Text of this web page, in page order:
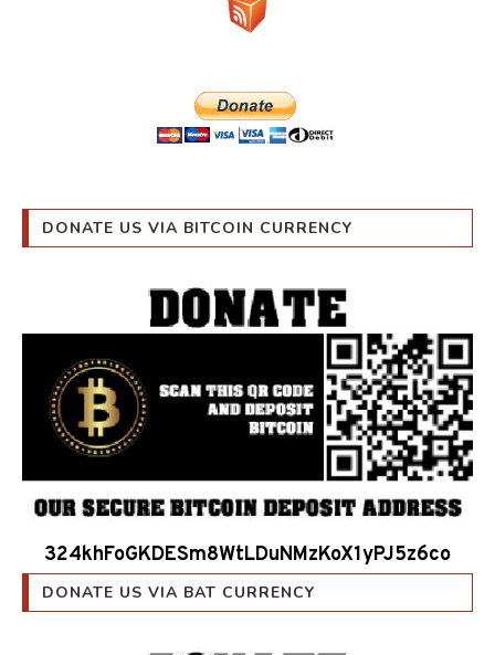
DONATE US VIA BITCOIN CURRENCY
DONATE US VIA BAT CURRENCY